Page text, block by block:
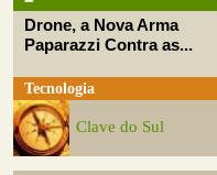
Drone, a Nova Arma
Paparazzi Contra as...
Tecnologia
Clave do Sul